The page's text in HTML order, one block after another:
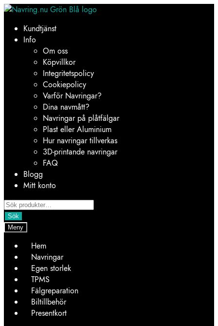
Hoppa
navigering
Hoppa
innehållKundtjänst
Info
Om oss
Köpvillkor
Integritetspolicy
Cookiepolicy
Varför Navringar?
Dina navmått?
Navringar på plåtfälgar
Plast eller Aluminium
Hur navringar tillverkas
3D-printande navringar
FAQ
Blogg
Mitt konto
Products
search
Sök
Meny
Hem
Navringar
Egen storlek
TPMS
Fälgreparation
Biltillbehör
Presentkort